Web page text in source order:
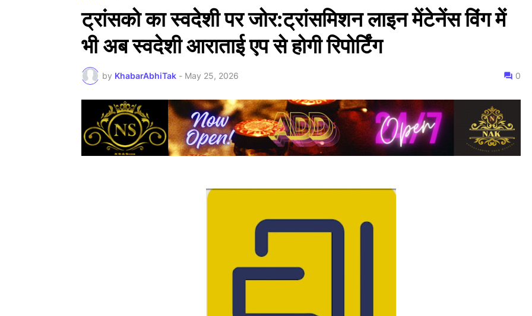
ट्रांसको का स्वदेशी पर जोर:ट्रांसमिशन लाइन मेंटेनेंस विंग में
भी अब स्वदेशी आराताई एप से होगी रिपोर्टिंग
by KhabarAbhiTak - May 25, 2026 0